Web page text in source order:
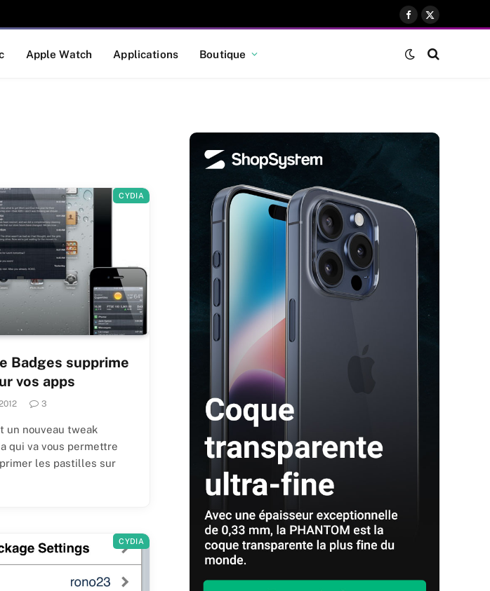
Facebook
X
Apple Watch Applications Boutique
CYDIA
Badges supprime
vos apps
3
un nouveau tweak
qui va vous permettre
les pastilles sur
CYDIA